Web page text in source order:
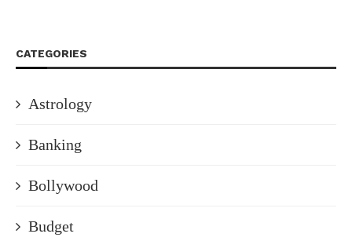
CATEGORIES
Astrology
Banking
Bollywood
Budget